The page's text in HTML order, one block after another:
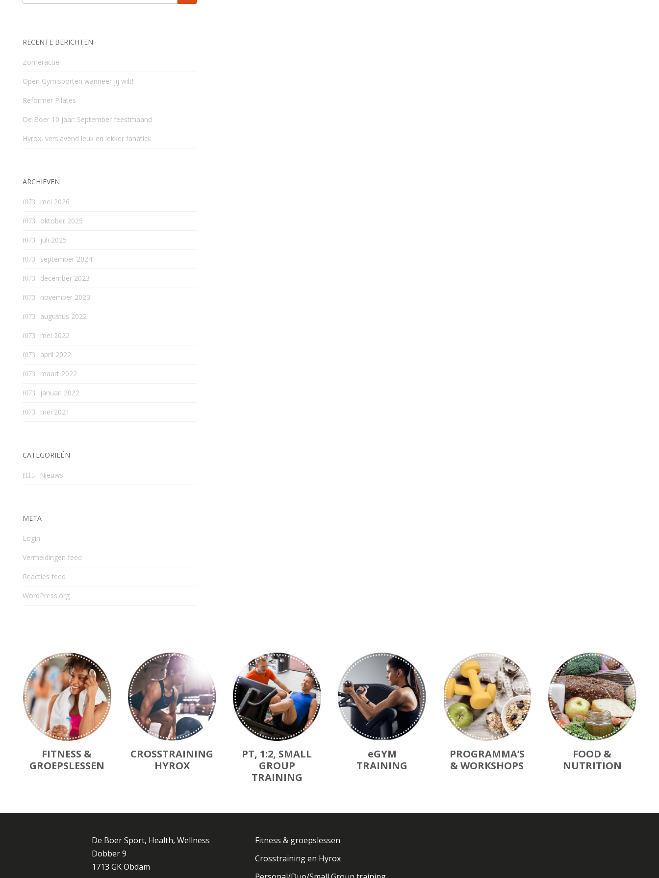
RECENTE BERICHTEN
Zomeractie
Open Gym:sporten wanneer jij wilt!
Reformer Pilates
De Boer 10 jaar: September feestmaand
Hyrox, verslavend leuk en lekker fanatiek
ARCHIEVEN
mei 2026
oktober 2025
juli 2025
september 2024
december 2023
november 2023
augustus 2022
mei 2022
april 2022
maart 2022
januari 2022
mei 2021
CATEGORIEËN
Nieuws
META
Login
Vermeldingen feed
Reacties feed
WordPress.org
FITNESS &
GROEPSLESSEN
CROSSTRAINING
HYROX
PT, 1:2, SMALL
GROUP
TRAINING
eGYM
TRAINING
PROGRAMMA’S
& WORKSHOPS
FOOD &
NUTRITION
De Boer Sport, Health, Wellness
Dobber 9
1713 GK Obdam
Fitness & groepslessen
Crosstraining en Hyrox